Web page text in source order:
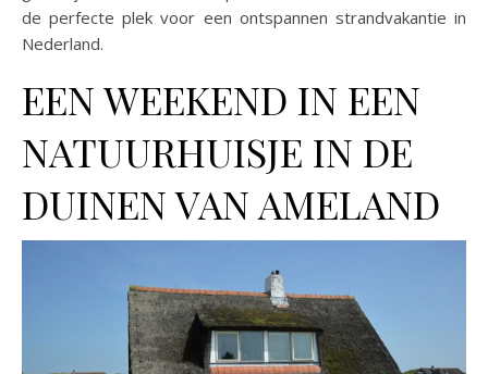
de perfecte plek voor een ontspannen strandvakantie in
Nederland.
EEN WEEKEND IN EEN
NATUURHUISJE IN DE
DUINEN VAN AMELAND